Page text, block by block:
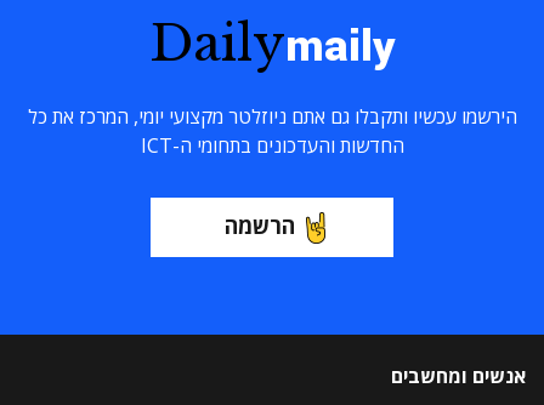
Dailymaily
הירשמו עכשיו ותקבלו גם אתם ניוזלטר מקצועי יומי, המרכז את כל
החדשות והעדכונים בתחומי ה-ICT
הרשמה
אנשים ומחשבים